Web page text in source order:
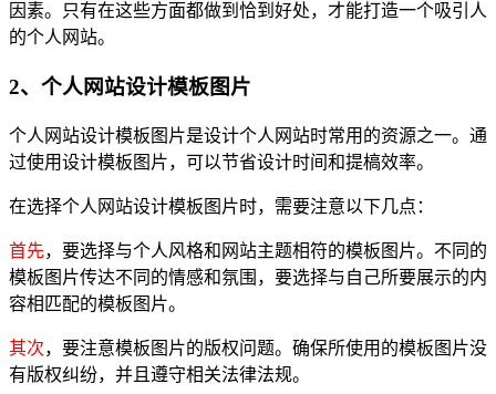
因素。只有在这些方面都做到恰到好处，才能打造一个吸引人
的个人网站。
2、个人网站设计模板图片
个人网站设计模板图片是设计个人网站时常用的资源之一。通
过使用设计模板图片，可以节省设计时间和提槁效率。
在选择个人网站设计模板图片时，需要注意以下几点：
首先，要选择与个人风格和网站主题相符的模板图片。不同的
模板图片传达不同的情感和氛围，要选择与自己所要展示的内
容相匹配的模板图片。
其次，要注意模板图片的版权问题。确保所使用的模板图片没
有版权纠纷，并且遵守相关法律法规。